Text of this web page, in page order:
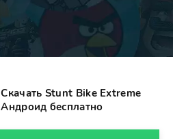
Скачать Stunt Bike Extreme
Андроид бесплатно